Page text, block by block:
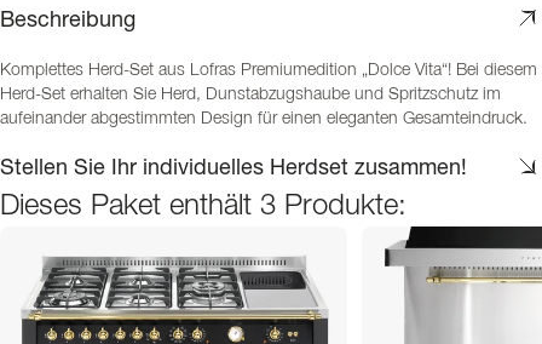
Beschreibung
Komplettes Herd-Set aus Lofras Premiumedition „Dolce Vita“! Bei diesem
Herd-Set erhalten Sie Herd, Dunstabzugshaube und Spritzschutz im
aufeinander abgestimmten Design für einen eleganten Gesamteindruck.
Stellen Sie Ihr individuelles Herdset zusammen!
Dieses Paket enthält 3 Produkte: